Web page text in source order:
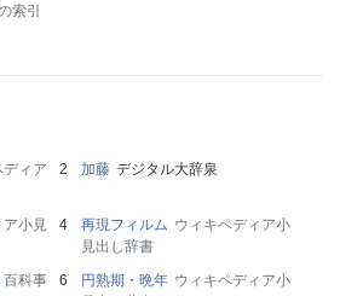
索引
ディア
加藤 デジタル大辞泉
ア小見
再現フィルム ウィキペディア小
見出し辞書
百科事
円熟期・晩年 ウィキペディア小